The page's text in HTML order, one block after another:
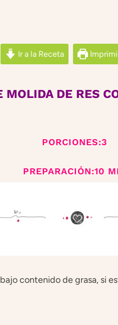
Ir a la Receta
MOLIDA DE RES
PORCIONES:3
PREPARACIÓN:10
contenido de grasa, si